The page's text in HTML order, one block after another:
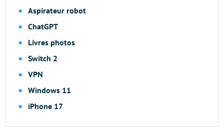
Aspirateur robot
ChatGPT
Livres photos
Switch 2
VPN
Windows 11
iPhone 17